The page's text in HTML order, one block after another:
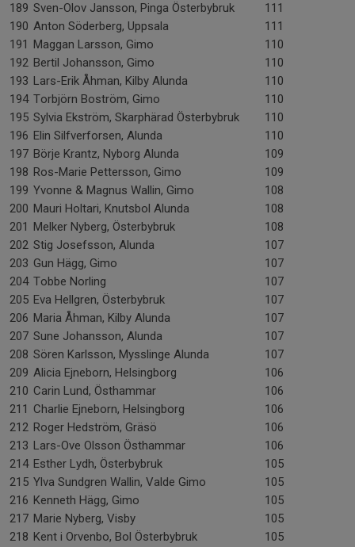
189 Sven-Olov Jansson, Pinga Österbybruk
111
190 Anton Söderberg, Uppsala
111
191 Maggan Larsson, Gimo
110
192 Bertil Johansson, Gimo
110
193 Lars-Erik Åhman, Kilby Alunda
110
194 Torbjörn Boström, Gimo
110
195 Sylvia Ekström, Skarphärad Österbybruk
110
196 Elin Silfverforsen, Alunda
110
197 Börje Krantz, Nyborg Alunda
109
198 Ros-Marie Pettersson, Gimo
109
199 Yvonne & Magnus Wallin, Gimo
108
200 Mauri Holtari, Knutsbol Alunda
108
201 Melker Nyberg, Österbybruk
108
202 Stig Josefsson, Alunda
107
203 Gun Hägg, Gimo
107
204 Tobbe Norling
107
205 Eva Hellgren, Österbybruk
107
206 Maria Åhman, Kilby Alunda
107
207 Sune Johansson, Alunda
107
208 Sören Karlsson, Mysslinge Alunda
107
209 Alicia Ejneborn, Helsingborg
106
210 Carin Lund, Östhammar
106
211 Charlie Ejneborn, Helsingborg
106
212 Roger Hedström, Gräsö
106
213 Lars-Ove Olsson Östhammar
106
214 Esther Lydh, Österbybruk
105
215 Ylva Sundgren Wallin, Valde Gimo
105
216 Kenneth Hägg, Gimo
105
217 Marie Nyberg, Visby
105
218 Kent i Orvenbo, Bol Österbybruk
105